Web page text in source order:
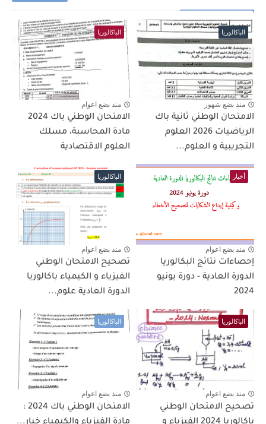
الباكالوريا
منذ بضع شهور
الامتحان الوطني ثانية باك
الرياضيات 2026 العلوم
التجريبية و العلوم...
الباكالوريا
منذ بضع اعوام
الامتحان الوطني باك 2024
مادة المحاسبة، مسلك
العلوم الاقتصادية
أخبار
منذ بضع اعوام
إحصاءات نتائج البكالوريا
الدورة العادية - دورة يونيو
2024
الباكالوريا
منذ بضع اعوام
تصحيح الامتحان الوطني
الفيزياء و الكيمياء باكالوريا
الدورة العادية علوم...
الباكالوريا
منذ بضع اعوام
تصحيح الامتحان الوطني
باكالوريا 2024 الفيزياء و
الباكالوريا
منذ بضع اعوام
الامتحان الوطني باك 2024 :
مادة الفيزياء والكيمياء خيار...